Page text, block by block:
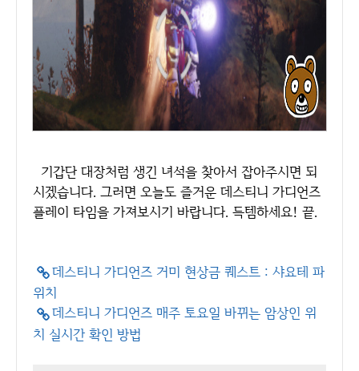
기갑단 대장처럼 생긴 녀석을 찾아서 잡아주시면 되
시겠습니다. 그러면 오늘도 즐거운 데스티니 가디언즈
플레이 타임을 가져보시기 바랍니다. 득템하세요! 끝.
데스티니 가디언즈 거미 현상금 퀘스트 : 샤요테 파
위치
데스티니 가디언즈 매주 토요일 바뀌는 암상인 위
치 실시간 확인 방법